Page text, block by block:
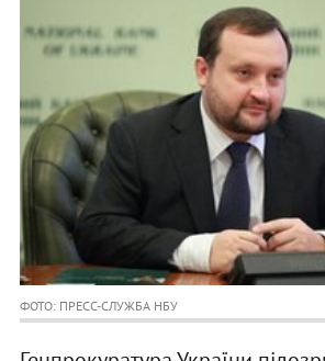
ФОТО: ПРЕСС-СЛУЖБА НБУ